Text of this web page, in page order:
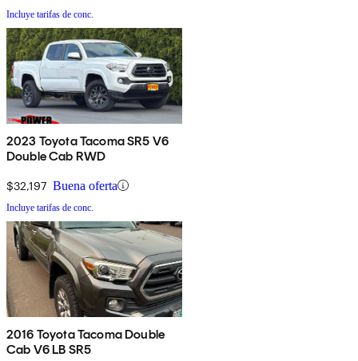
Incluye tarifas de conc.
2023 Toyota Tacoma SR5 V6
Double Cab RWD
$32,197 Buena oferta
Incluye tarifas de conc.
2016 Toyota Tacoma Double
Cab V6 LB SR5